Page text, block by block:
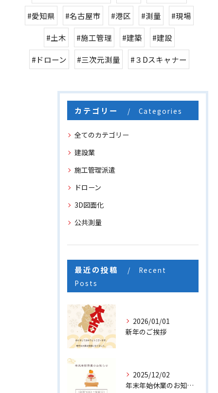
#愛知県 #名古屋市 #港区 #測量 #現場
#土木 #施工管理 #建築 #建設
#ドローン #三次元測量 #３Dスキャナー
カテゴリー Categories
全てのカテゴリー
建設業
施工管理派遣
ドローン
3D図面化
公共測量
最近の投稿
Recent
Posts
2026/01/01
新年のご挨拶
2025/12/02
年末年始休業のお知らせ